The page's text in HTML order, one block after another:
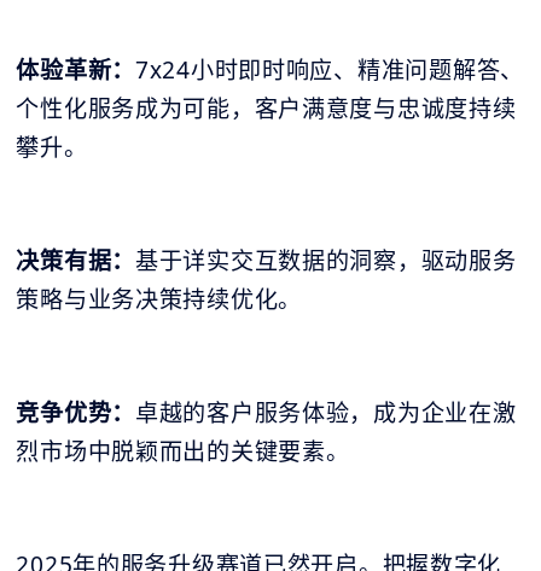
体验革新：7x24小时即时响应、精准问题解答、
个性化服务成为可能，客户满意度与忠诚度持续
攀升。
决策有据：基于详实交互数据的洞察，驱动服务
策略与业务决策持续优化。
竞争优势： 卓越的客户服务体验，成为企业在激
烈市场中脱颖而出的关键要素。
2025年的服务升级赛道已然开启。把握数字化